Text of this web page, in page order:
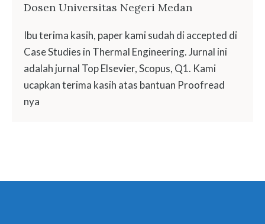
Dosen Universitas Negeri Medan
Ibu terima kasih, paper kami sudah di accepted di
Case Studies in Thermal Engineering. Jurnal ini
adalah jurnal Top Elsevier, Scopus, Q1. Kami
ucapkan terima kasih atas bantuan Proofread
nya